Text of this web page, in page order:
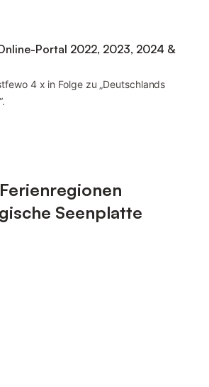
Portal 2022, 2023, 2024 &
4 x in Folge zu „Deutschlands
Seenplatte